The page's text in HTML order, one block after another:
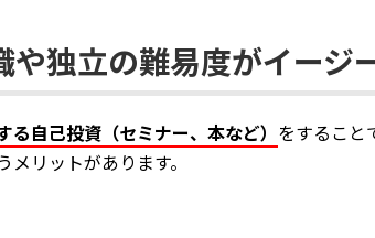
や独立の難易度がイージ
る自己投資（セミナー、本など） をすること
メリットがあります。